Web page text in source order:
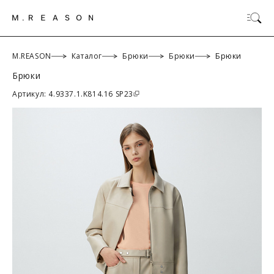
M.REASON Каталог Брюки Брюки Брюки
Брюки
Артикул: 4.9337.1.K814.16 SP23